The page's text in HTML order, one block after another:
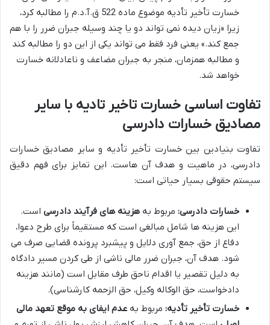
خسارت تأخیر تأدیه موضوع ماده 522 ق.آ.د.م را مطالبه کرد،
زیرا «زیان دیده نمی تواند دو یا چند وسیله جبران ضرر را با هم
جمع کند.» یعنی فرد فقط می تواند یکی از این دو را مطالبه کند
و مطالبه همزمان، منجر به جبران مضاعف و ناعادلانه خسارت
خواهد شد.
تفاوت اساسی خسارت تاخیر تادیه با سایر
مصادیق خسارات دادرسی
تفاوت بنیادین بین خسارت تأخیر تأدیه و سایر مصادیق خسارات
دادرسی، در ماهیت و هدف آن هاست. این تمایز برای فهم دقیق
سیستم حقوقی بسیار حیاتی است:
خسارات دادرسی: مربوط به هزینه های فرآیند دادرسی است.
این هزینه ها شامل مبالغی است که مستقیماً برای طرح دعوا،
دفاع از حق، جمع آوری دلایل و پیشبرد پرونده قضایی صرف می
شود. هدف آن، جبران ضرر مالی ناشی از طی کردن مسیر دادگاه
به دلیل تقصیر یا اقدام ناحق طرف مقابل است (مانند هزینه
دادخواست، حق الوکاله وکیل، حق الزحمه کارشناسی).
خسارت تأخیر تأدیه: مربوط به عدم ایفای به موقع تعهد مالی